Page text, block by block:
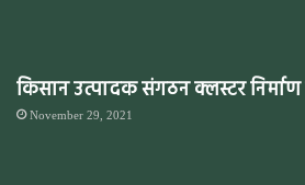
किसान उत्पादक संगठन क्लस्टर
November 29, 2021